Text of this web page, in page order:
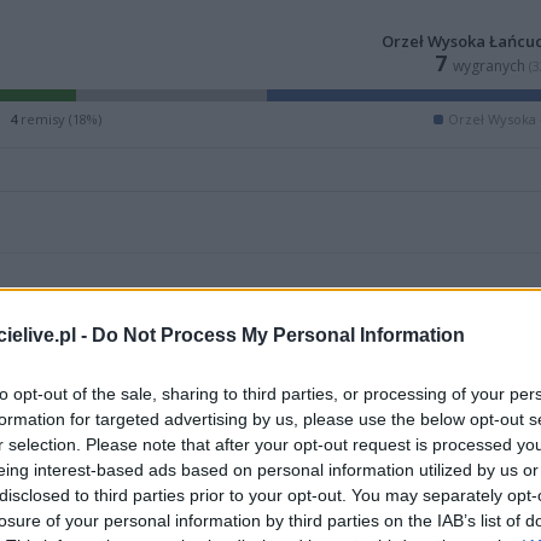
- Do Not Process My Personal Information
opt-out of the sale, sharing to third parties, or processing of your
for targeted advertising by us, please use the below opt-out
selection. Please note that after your opt-out request is processed
interest-based ads based on personal information utilized by us
to third parties prior to your opt-out. You may separately
of your personal information by third parties on the IAB’s list of
Orzeł Wysoka
7 wygranych
4remisy (18%) Orzeł
ZOBACZ WIĘCEJ (18)